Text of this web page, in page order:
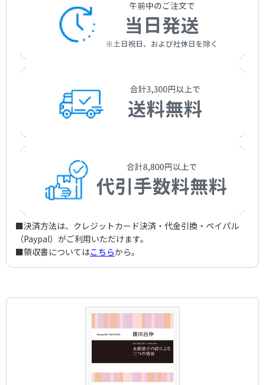
■決済方法は、クレジットカード決済・代金引換・ペイパル
（Paypal）がご利用いただけます。
■領収書についてはこちらから。